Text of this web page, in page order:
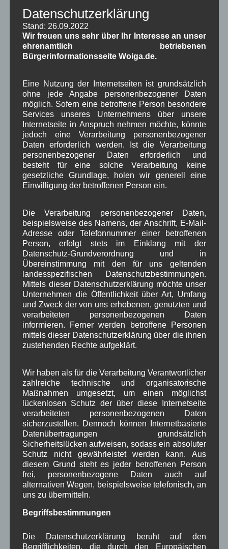
Dorfplatz ,Energiewende Fest
Gesundheit , Gewerbe
historische Bilder Isarkies ,
Musik , Natur und Umwelt Ochsenrennen
Schule Sport ,Tagespflege , Tourismus ,
TV ,Umfrage Veranstaltung , Verkehr ,
Verwaltung , Video ,
Vorstand Dorferneuerung , Woiga.de
Zeitung , Zigarettensteig
Bauernregel im August
Weht im August der Wind aus Nord, ziehen die Schwalben
noch lange nicht fort.
Neueste Kommentare
WBEbei Über uns
Josef Otler, Verein fürr GeschichtebeiÜber uns
Beitragsarchiv
August 2026(3)
Juli 2026(9)
Juni 2026(4)
Mai 2026(11)
April 2026 (8)
März 2026
Februar 2026(6)
Januar 2026(8)
November 2025(5)
September 2025(5)
August 2025(2)
Datenschutzerklärung
Stand: 26.09.2022
Wir freuen uns sehr über Ihr Interesse an unser
ehrenamtlich betriebenen
Bürgerinformationsseite Woiga.de.
Eine Nutzung der Internetseiten ist grundsätzlich
ohne jede Angabe personenbezogener Daten
möglich. Sofern eine betroffene Person besondere
Services unseres Unternehmens über unsere
Internetseite in Anspruch nehmen möchte, könnte
jedoch eine Verarbeitung personenbezogener
Daten erforderlich werden. Ist die Verarbeitung
personenbezogener Daten erforderlich und
besteht für eine solche Verarbeitung keine
gesetzliche Grundlage, holen wir generell eine
Einwilligung der betroffenen Person ein.
Die Verarbeitung personenbezogener Daten,
beispielsweise des Namens, der Anschrift, E-Mail-
Adresse oder Telefonnummer einer betroffenen
Person, erfolgt stets im Einklang mit der
Datenschutz-Grundverordnung und in
Übereinstimmung mit den für uns geltenden
landesspezifischen Datenschutzbestimmungen.
Mittels dieser Datenschutzerklärung möchte unser
Unternehmen die Öffentlichkeit über Art, Umfang
und Zweck der von uns erhobenen, genutzten und
verarbeiteten personenbezogenen Daten
informieren. Ferner werden betroffene Personen
mittels dieser Datenschutzerklärung über die ihnen
zustehenden Rechte aufgeklärt.
Wir haben als für die Verarbeitung Verantwortlicher
zahlreiche technische und organisatorische
Maßnahmen umgesetzt, um einen möglichst
lückenlosen Schutz der über diese Internetseite
verarbeiteten personenbezogenen Daten
sicherzustellen. Dennoch können Internetbasierte
Datenübertragungen grundsätzlich
Sicherheitslücken aufweisen, sodass ein absoluter
Schutz nicht gewährleistet werden kann. Aus
diesem Grund steht es jeder betroffenen Person
frei, personenbezogene Daten auch auf
alternativen Wegen, beispielsweise telefonisch, an
uns zu übermitteln.
Begriffsbestimmungen
Die Datenschutzerklärung beruht auf den
Begrifflichkeiten, die durch den Europäischen